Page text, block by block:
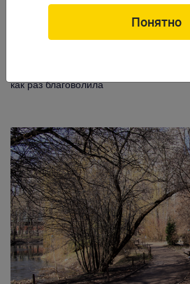
как раз благоволила
Понятно